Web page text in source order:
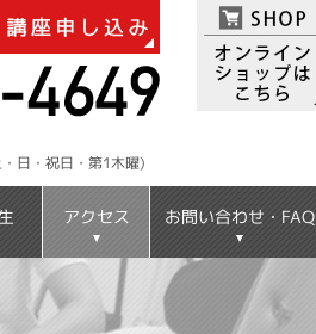
日・祝日・第1木曜)
アクセス お問い合わせ・FAQ